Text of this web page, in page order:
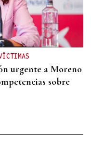
urgente a Moreno
sobre